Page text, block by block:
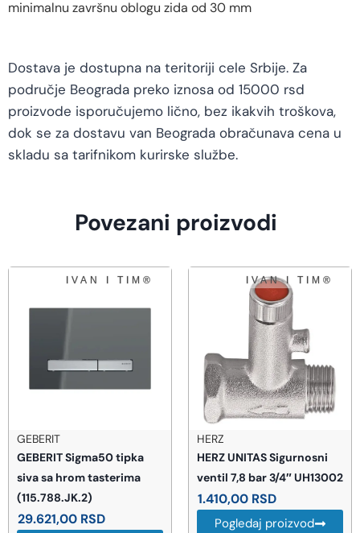
minimalnu završnu oblogu zida od 30 mm
Dostava je dostupna na teritoriji cele Srbije. Za
područje Beograda preko iznosa od 15000 rsd
proizvode isporučujemo lično, bez ikakvih troškova,
dok se za dostavu van Beograda obračunava cena u
skladu sa tarifnikom kurirske službe.
Povezani proizvodi
GEBERIT
GEBERIT Sigma50 tipka
siva sa hrom tasterima
(115.788.JK.2)
29.621,00 RSD
HERZ
HERZ UNITAS Sigurnosni
ventil 7,8 bar 3/4″ UH13002
1.410,00 RSD
Pogledaj proizvod